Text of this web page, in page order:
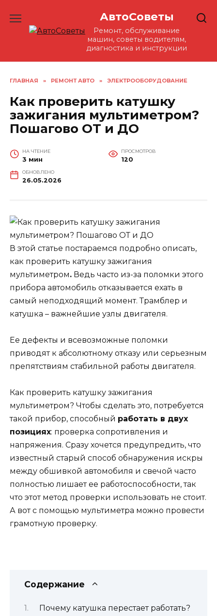
содержанию
АвтоСоветы
Ремонт, обслуживание
машин, советы водителям,
диагностика и инструкции
ГЛАВНАЯ » РЕМОНТ АВТО » ЭЛЕКТРООБОРУДОВАНИЕ
Как проверить катушку
зажигания мультиметром?
Пошагово ОТ и ДО
НА ЧТЕНИЕ
3 мин
ПРОСМОТРОВ
120
ОБНОВЛЕНО
26.05.2026
В этой статье постараемся подробно описать,
как проверить катушку зажигания
мультиметром. Ведь часто из-за поломки этого
прибора автомобиль отказывается ехать в
самый неподходящий момент. Трамблер и
катушка – важнейшие узлы двигателя.
Ее дефекты и всевозможные поломки
приводят к абсолютному отказу или серьезным
препятствиям стабильной работы двигателя.
Как проверить катушку зажигания
мультиметром? Чтобы сделать это, потребуется
такой прибор, способный работать в двух
позициях: проверка сопротивления и
напряжения. Сразу хочется предупредить, что
известный старый способ обнаружения искры
между обшивкой автомобиля и свечой часто
полностью лишает ее работоспособности, так
что этот метод проверки использовать не стоит.
А вот с помощью мультиметра можно провести
грамотную проверку.
Содержание
Почему катушка перестает работать?